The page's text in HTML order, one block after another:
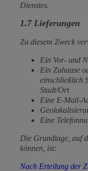
Dienstes.
1.7 Lieferungen
Zu diesem Zweck
Ein Vor- und
Ein Zuhause
einschließlich
Stadt/Ort
Eine E-Mail-
Eine
Die Grundlage, auf
können, ist:
Nach Erteilung der